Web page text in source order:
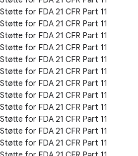
Støtte for FDA 21 CFR Part 11
Støtte for FDA 21 CFR Part 11
Støtte for FDA 21 CFR Part 11
Støtte for FDA 21 CFR Part 11
Støtte for FDA 21 CFR Part 11
Støtte for FDA 21 CFR Part 11
Støtte for FDA 21 CFR Part 11
Støtte for FDA 21 CFR Part 11
Støtte for FDA 21 CFR Part 11
Støtte for FDA 21 CFR Part 11
Støtte for FDA 21 CFR Part 11
Støtte for FDA 21 CFR Part 11